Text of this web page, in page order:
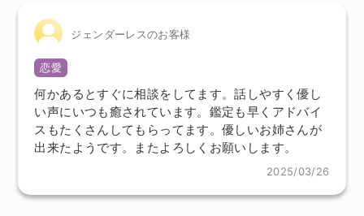
ジェンダーレスのお客様
恋愛
何かあるとすぐに相談をしてます。話しやすく優し
い声にいつも癒されています。鑑定も早くアドバイ
スもたくさんしてもらってます。優しいお姉さんが
出来たようです。またよろしくお願いします。
2025/03/26